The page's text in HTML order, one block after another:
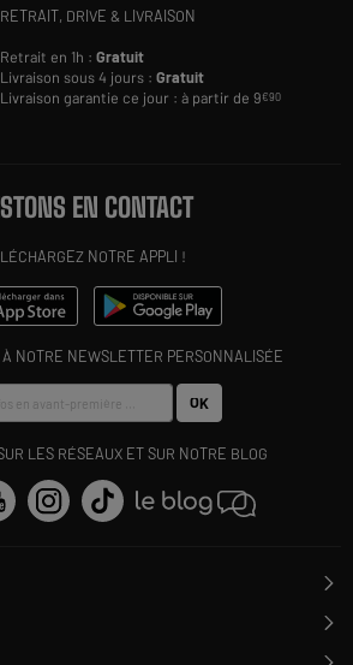
RETRAIT, DRIVE & LIVRAISON
Retrait en 1h :Gratuit
Livraison sous 4 jours :Gratuit
Livraison garantie ce jour : à partir de 9€90
EN CONTACT
NOTRE APPLI !
NOTRE NEWSLETTER PERSONNALISÉE
OK
LES RÉSEAUX ET SUR NOTRE BLOG